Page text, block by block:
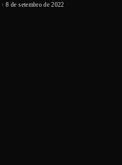
8 de setembro de 2022